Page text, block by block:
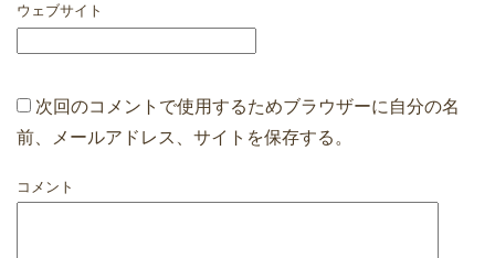
ウェブサイト
次回のコメントで使用するためブラウザーに自分の名
前、メールアドレス、サイトを保存する。
コメント